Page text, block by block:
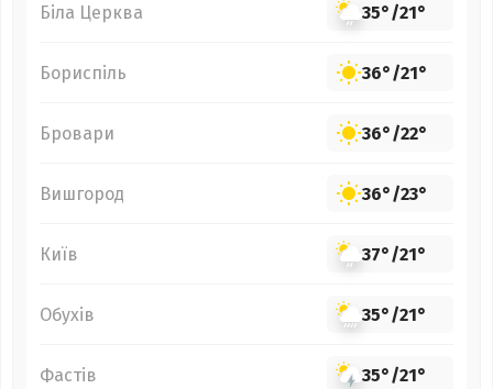
Біла Церква 35°/21°
Бориспіль 36°/21°
Бровари 36°/22°
Вишгород 36°/23°
Київ 37°/21°
Обухів 35°/21°
Фастів 35°/21°